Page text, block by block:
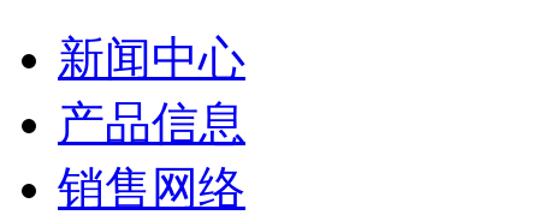
新闻中心
产品信息
销售网络